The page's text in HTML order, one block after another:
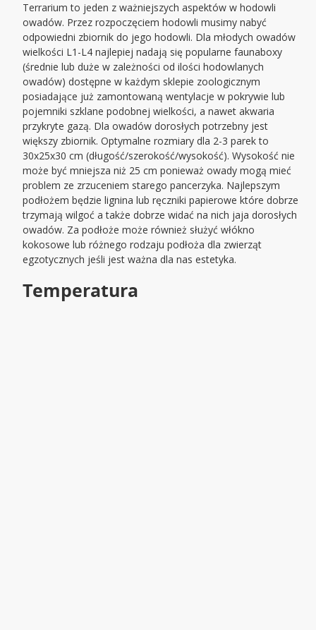
Terrarium to jeden z ważniejszych aspektów w hodowli
owadów. Przez rozpoczęciem hodowli musimy nabyć
odpowiedni zbiornik do jego hodowli. Dla młodych owadów
wielkości L1-L4 najlepiej nadają się popularne faunaboxy
(średnie lub duże w zależności od ilości hodowlanych
owadów) dostępne w każdym sklepie zoologicznym
posiadające już zamontowaną wentylacje w pokrywie lub
pojemniki szklane podobnej wielkości, a nawet akwaria
przykryte gazą. Dla owadów dorosłych potrzebny jest
większy zbiornik. Optymalne rozmiary dla 2-3 parek to
30x25x30 cm (długość/szerokość/wysokość). Wysokość nie
może być mniejsza niż 25 cm ponieważ owady mogą mieć
problem ze zrzuceniem starego pancerzyka. Najlepszym
podłożem będzie lignina lub ręczniki papierowe które dobrze
trzymają wilgoć a także dobrze widać na nich jaja dorosłych
owadów. Za podłoże może również służyć włókno
kokosowe lub różnego rodzaju podłoża dla zwierząt
egzotycznych jeśli jest ważna dla nas estetyka.
Temperatura